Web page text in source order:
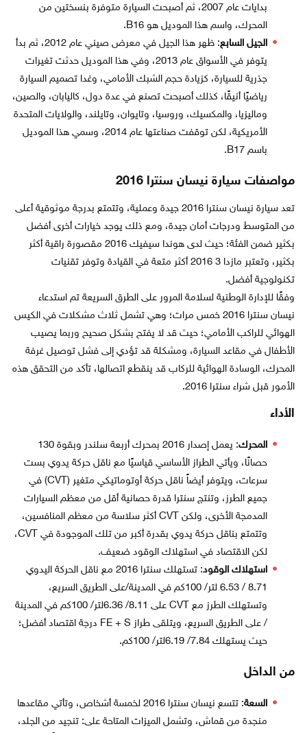
بدايات عام 2007، ثم أصبحت السيارة متوفرة بنسختين من
المحرك، واسم هذا الموديل هو B16.
الجيل السابع
: ظهر هذا الجيل في معرض صيني عام 2012، ثم بدأ
يتوفر في الأسواق عام 2013، وفي هذا الموديل حدثت تغيرات
جذرية للسيارة، كزيادة حجم الشبك الأمامي، وغدا تصميم السيارة
رياضيًا أنيقًا، كذلك أصبحت تصنع في عدة دول، كاليابان، والصين،
وماليزيا، والمكسيك، وروسيا، وتايوان، وتايلند، والولايات المتحدة
الأمريكية، لكن توقفت صناعتها عام 2014، وسمي هذا الموديل
باسم B17.
مواصفات سيارة نيسان سنترا 2016
تعد سيارة نيسان سنترا 2016 جيدة وعملية، وتتمتع بدرجة موثوقية أعلى
من المتوسط ودرجات أمان جيدة، ومع ذلك يوجد خيارات أخرى أفضل
بكثير ضمن الفئة؛ حيث لدى هوندا سيفيك 2016 مقصورة راقية أكثر
بكثير، وتعتبر مازدا 3 2016 أكثر متعة في القيادة وتوفر تقنيات
تكنولوجية أفضل.
وفقًا للإدارة الوطنية لسلامة المرور على الطرق السريعة تم استدعاء
نيسان سنترا 2016 خمس مرات؛ وهي تشمل ثلاث مشكلات في الكيس
الهوائي للراكب الأمامي؛ حيث قد لا يفتح بشكل صحيح وربما يصيب
الأطفال في مقاعد السيارة، ومشكلة قد تؤدي إلى فشل توصيل غرفة
المحرك، الوسادة الهوائية للركاب قد ينقطع اتصالها، تأكد من التحقق هذه
الأمور قبل شراء سنترا 2016.
الأداء
المحرك
: يعمل إصدار 2016 بمحرك أربعة سلندر وبقوة 130
حصانًا، ويأتي الطراز الأساسي قياسيًا مع ناقل حركة يدوي بست
سرعات، ويتوفر أيضاً ناقل حركة أوتوماتيكي متغير (CVT) في
جميع الطرز، وتنتج سنترا قدرة حصانية أقل من معظم السيارات
المدمجة الأخرى، ولكن CVT أكثر سلاسة من معظم المنافسين،
وتتمتع بناقل حركة يدوي بقدرة أكبر من تلك الموجودة في CVT،
لكن الاقتصاد في استهلاك الوقود ضعيف.
استهلاك الوقود
: تستهلك سنترا 2016 مع ناقل الحركة اليدوي
8.71 / 6.53 لتر/ 100كم في المدينة/على الطريق السريع،
وتستهلك الطرز مع CVT على 8.11/ 6.36لتر/ 100كم في المدينة
/ على الطريق السريع، ويتلقى طراز FE + S درجة اقتصاد أفضل؛
حيث يستهلك 7.84/ 6.19لتر/ 100كم.
من الداخل
السعة
: تتسع نيسان سنترا 2016 لخمسة أشخاص، وتأتي مقاعدها
منجدة من قماش، وتشمل الميزات المتاحة على: تنجيد من الجلد،